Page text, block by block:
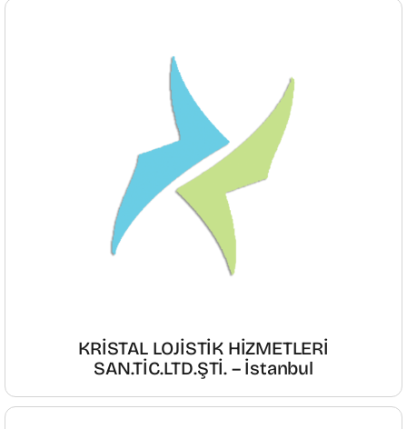
KRİSTAL LOJİSTİK HİZMETLERİ
SAN.TİC.LTD.ŞTİ. – İstanbul